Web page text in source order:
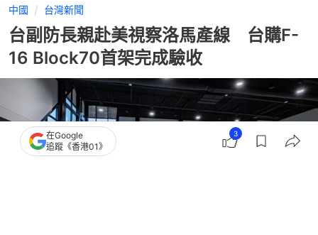
中國 台灣新聞
台副防長親赴美視察洛馬產線 台購F-
16 Block70首架完成驗收
在Google
追蹤《香港01》
3